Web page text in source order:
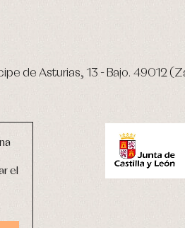
el
de Asturias, 13 - Bajo. 49012